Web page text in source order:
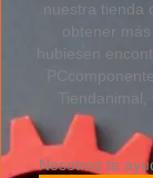
nuestra
obtener
hubiesen
Nosotros te